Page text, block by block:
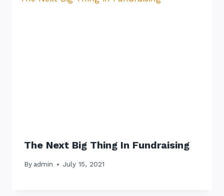
The Next Big Thing In Fundraising
By admin July 15, 2021